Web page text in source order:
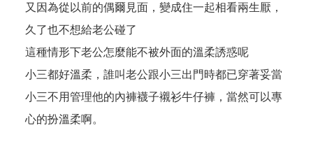
又因為從以前的偶爾見面，變成住一起相看兩生厭，
久了也不想給老公碰了
這種情形下老公怎麼能不被外面的溫柔誘惑呢
小三都好溫柔，誰叫老公跟小三出門時都已穿著妥當
小三不用管理他的內褲襪子襯衫牛仔褲，當然可以專
心的扮溫柔啊。